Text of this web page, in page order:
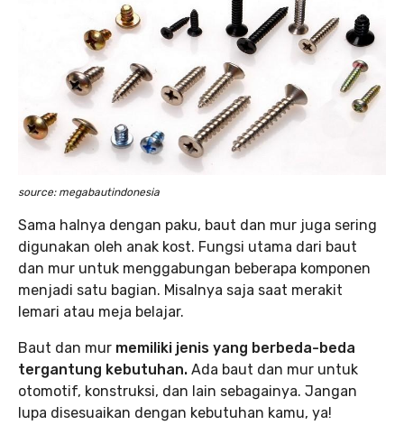
source: megabautindonesia
Sama halnya dengan paku, baut dan mur juga sering
digunakan oleh anak kost. Fungsi utama dari baut
dan mur untuk menggabungan beberapa komponen
menjadi satu bagian. Misalnya saja saat merakit
lemari atau meja belajar.
Baut dan mur memiliki jenis yang berbeda-beda
tergantung kebutuhan. Ada baut dan mur untuk
otomotif, konstruksi, dan lain sebagainya. Jangan
lupa disesuaikan dengan kebutuhan kamu, ya!